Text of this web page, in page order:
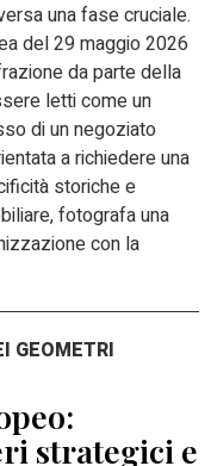
una fase cruciale.
del 29 maggio 2026
da parte della
letti come un
di un negoziato
a richiedere una
storiche e
fotografa una
con la
GEOMETRI
strategici e